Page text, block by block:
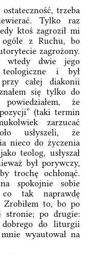
trzeba
Tylko raz
ktoś zagroził mi
z Ruchu, bo
zagrożony.
wtedy dwie jego
teologiczne i był
całej diakonii
się tylko do
że
(taki termin
zarzucać
usłyszeli, że
nieco do życzenia
teolog, usłyszał
był porywczy,
trochę ochłonąć.
spokojnie sobie
tak naprawdę
to, bo po
stronie; po drugie:
do liturgii
wyautował na